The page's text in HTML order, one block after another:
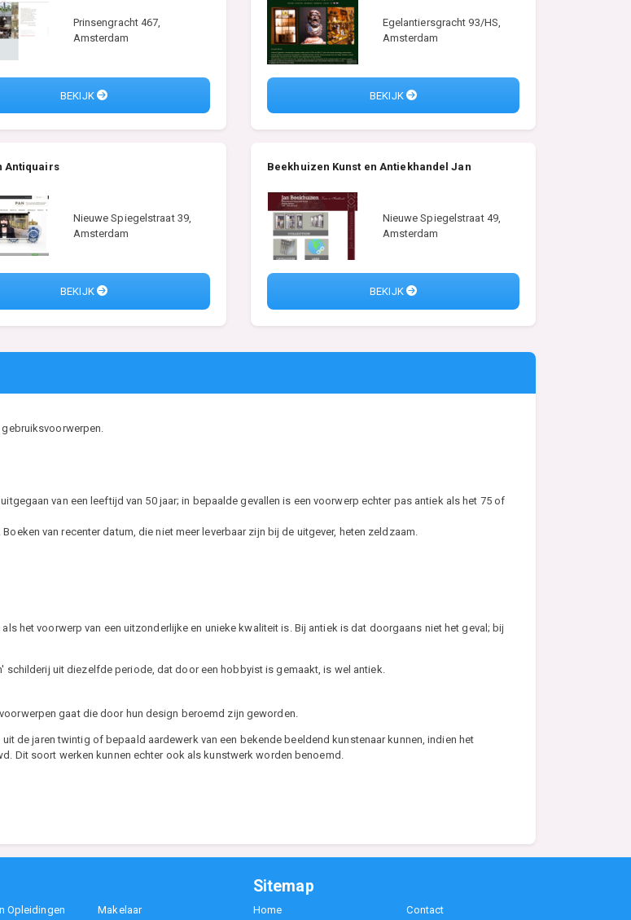
Prinsengracht 467,
Amsterdam
BEKIJK
Egelantiersgracht 93/HS,
Amsterdam
BEKIJK
Antiquairs
Nieuwe Spiegelstraat 39,
Amsterdam
BEKIJK
Beekhuizen Kunst en Antiekhandel Jan
Nieuwe Spiegelstraat 49,
Amsterdam
BEKIJK
van een leeftijd van 50 jaar; in bepaalde gevallen is een voorwerp echter pas antiek als het 75 of
van recenter datum, die niet meer leverbaar zijn bij de uitgever, heten zeldzaam.
het voorwerp van een uitzonderlijke en unieke kwaliteit is. Bij antiek is dat doorgaans niet het geval; bij
schilderij uit diezelfde periode, dat door een hobbyist is gemaakt, is wel antiek.
gaat die door hun design beroemd zijn geworden.
de jaren twintig of bepaald aardewerk van een bekende beeldend kunstenaar kunnen, indien het
Dit soort werken kunnen echter ook als kunstwerk worden benoemd.
Opleidingen Makelaar
Sitemap
Home Contact